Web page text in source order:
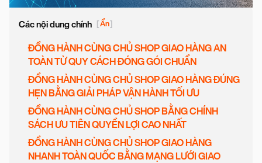
Các nội dung chính [Ẩn]
ĐỒNG HÀNH CÙNG CHỦ SHOP GIAO HÀNG AN
TOÀN TỪ QUY CÁCH ĐÓNG GÓI CHUẨN
ĐỒNG HÀNH CÙNG CHỦ SHOP GIAO HÀNG ĐÚNG
HẸN BẰNG GIẢI PHÁP VẬN HÀNH TỐI ƯU
ĐỒNG HÀNH CÙNG CHỦ SHOP BẰNG CHÍNH
SÁCH ƯU TIÊN QUYỀN LỢI CAO NHẤT
ĐỒNG HÀNH CÙNG CHỦ SHOP GIAO HÀNG
NHANH TOÀN QUỐC BẰNG MẠNG LƯỚI GIAO